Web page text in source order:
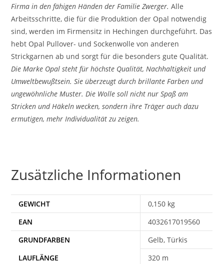
Firma in den fähigen Händen der Familie Zwerger. Alle
Arbeitsschritte, die für die Produktion der Opal notwendig
sind, werden im Firmensitz in Hechingen durchgeführt. Das
hebt Opal Pullover- und Sockenwolle von anderen
Strickgarnen ab und sorgt für die besonders gute Qualität.
Die Marke Opal steht für höchste Qualität, Nachhaltigkeit und
Umweltbewußtsein. Sie überzeugt durch brillante Farben und
ungewöhnliche Muster. Die Wolle soll nicht nur Spaß am
Stricken und Häkeln wecken, sondern ihre Träger auch dazu
ermutigen, mehr Individualität zu zeigen.
Zusätzliche Informationen
GEWICHT
0,150 kg
EAN
4032617019560
Gelb, Türkis
320 m